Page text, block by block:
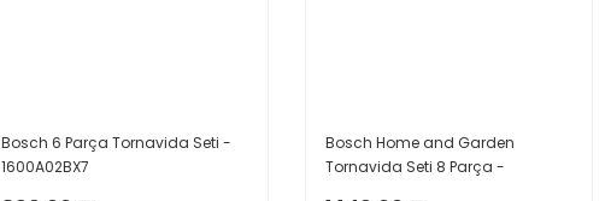
Bosch 6 Parça Tornavida Seti -
1600A02BX7
Bosch Home and Garden
Tornavida Seti 8 Parça -